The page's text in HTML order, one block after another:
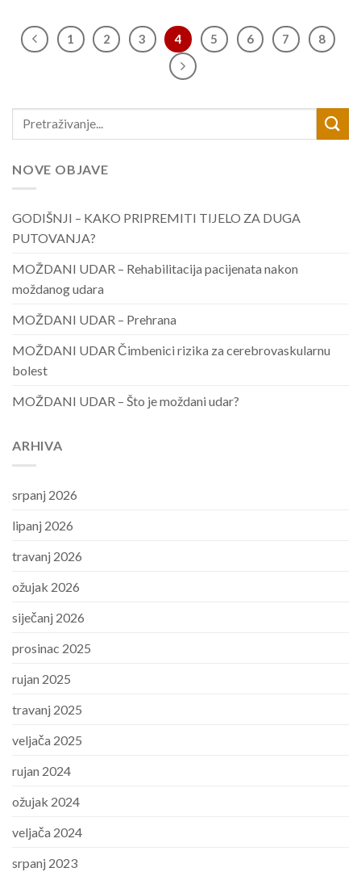
1 2 3 4 5 6 7 8
NOVE OBJAVE
GODIŠNJI – KAKO PRIPREMITI TIJELO ZA DUGA
PUTOVANJA?
MOŽDANI UDAR – Rehabilitacija pacijenata nakon
moždanog udara
MOŽDANI UDAR – Prehrana
MOŽDANI UDAR Čimbenici rizika za cerebrovaskularnu
bolest
MOŽDANI UDAR – Što je moždani udar?
ARHIVA
srpanj 2026
lipanj 2026
travanj 2026
ožujak 2026
siječanj 2026
prosinac 2025
rujan 2025
travanj 2025
veljača 2025
rujan 2024
ožujak 2024
veljača 2024
srpanj 2023